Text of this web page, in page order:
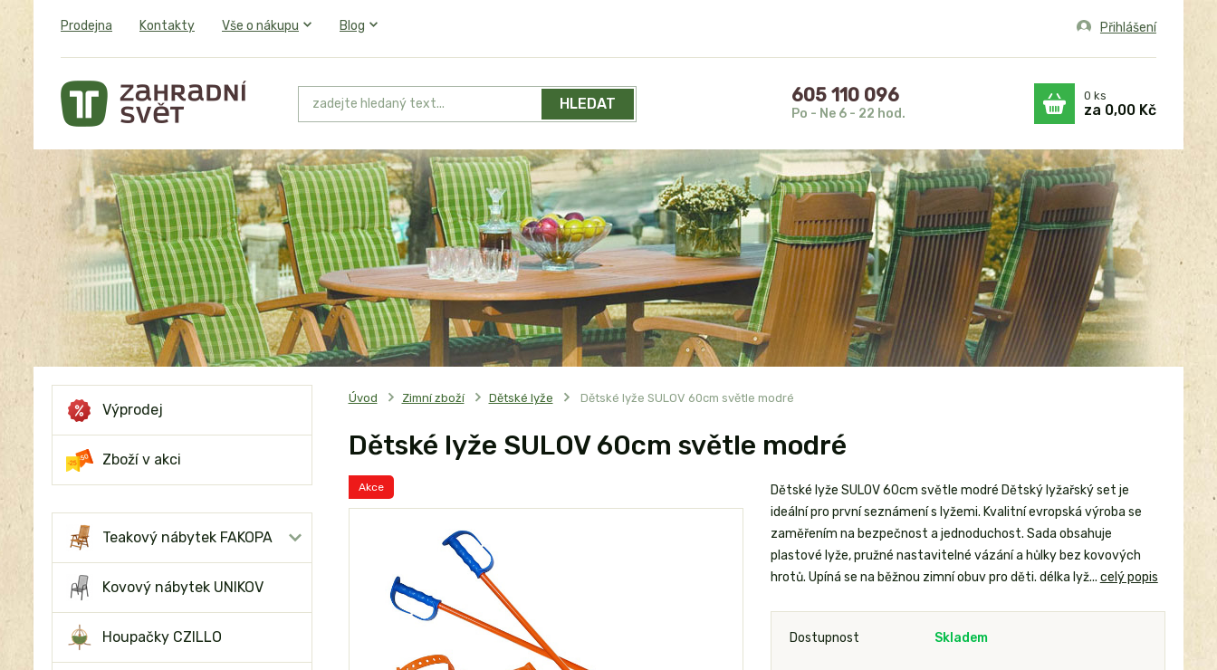
Prodejna Kontakty Vše o nákupu Blog Přihlášení
HLEDAT 605 110 096
Po - Ne 6 - 22 hod.
0 ks
za 0,00 Kč
Výprodej
Zboží v akci
Teakový nábytek FAKOPA
Kovový nábytek UNIKOV
Houpačky CZILLO
Úvod Zimní zboží Dětské lyže Dětské lyže SULOV 60cm světle modré
Dětské lyže SULOV 60cm světle modré
Akce
Dětské lyže SULOV 60cm světle modré Dětský lyžařský set je
ideální pro první seznámení s lyžemi. Kvalitní evropská výroba se
zaměřením na bezpečnost a jednoduchost. Sada obsahuje
plastové lyže, pružné nastavitelné vázání a hůlky bez kovových
hrotů. Upíná se na běžnou zimní obuv pro děti. délka lyž... celý popis
Dostupnost Skladem